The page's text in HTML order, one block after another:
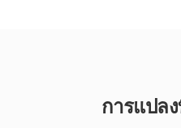
การแปล